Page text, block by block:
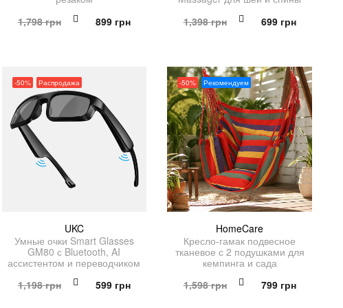
1,798грн
Первоначальная
899 грнТекущая
1,398грн
Первоначальная
699 грнТекущая
-50% Распродажа
UKC
Умные очки Smart Glasses
GM80 с Bluetooth, AI
ассистентом и переводчиком
1,198грн
Первоначальная
599 грнТекущая
-50% Рекомендуем
HomeCare
Кресло-гамак подвесное
тканевое с 2 подушками для
кемпинга и сада
1,598грн
Первоначальная
799 грнТекущая